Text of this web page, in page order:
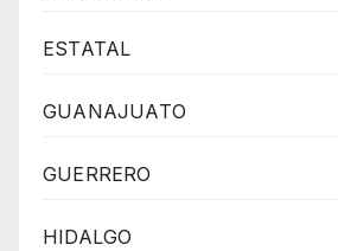
ESTATAL
GUANAJUATO
GUERRERO
HIDALGO